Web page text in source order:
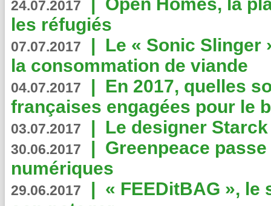
24.07.2017
les réfugiés
07.07.2017 | Le « Sonic Slinger
la consommation de viande
04.07.2017 | En 2017, quelles
françaises engagées pour le
03.07.2017 | Le designer
30.06.2017 | Greenpeace
numériques
29.06.2017 | « FEEDitBAG », le